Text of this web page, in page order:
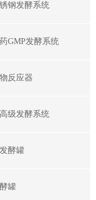
钢发酵系统
GMP发酵系统
反应器
级发酵系统
酵罐
罐